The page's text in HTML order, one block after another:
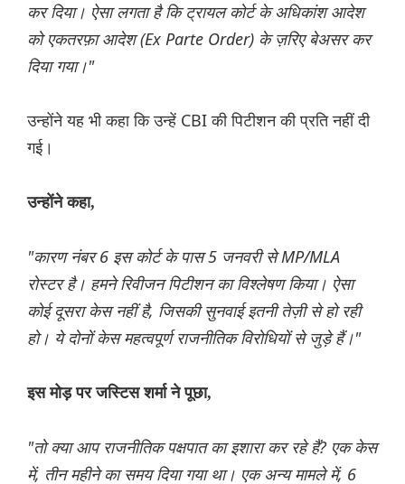
कर दिया। ऐसा लगता है कि ट्रायल कोर्ट के अधिकांश आदेश
को एकतरफ़ा आदेश (Ex Parte Order) के ज़रिए बेअसर कर
दिया गया।"
उन्होंने यह भी कहा कि उन्हें CBI की पिटीशन की प्रति नहीं दी
गई।
उन्होंने कहा,
"कारण नंबर 6 इस कोर्ट के पास 5 जनवरी से MP/MLA
रोस्टर है। हमने रिवीजन पिटीशन का विश्लेषण किया। ऐसा
कोई दूसरा केस नहीं है, जिसकी सुनवाई इतनी तेज़ी से हो रही
हो। ये दोनों केस महत्वपूर्ण राजनीतिक विरोधियों से जुड़े हैं।"
इस मोड़ पर जस्टिस शर्मा ने पूछा,
"तो क्या आप राजनीतिक पक्षपात का इशारा कर रहे हैं? एक केस
में, तीन महीने का समय दिया गया था। एक अन्य मामले में, 6